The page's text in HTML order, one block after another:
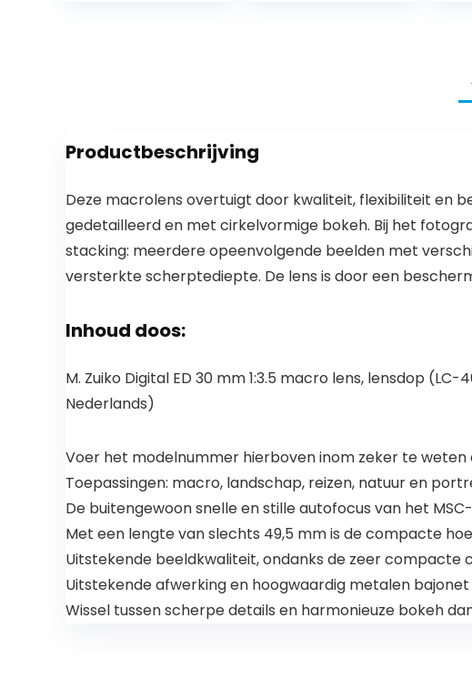
Productbeschrijving
Deze macrolens overtuigt door kwaliteit, flexibiliteit en
gedetailleerd en met cirkelvormige bokeh. Bij het
stacking: meerdere opeenvolgende beelden met
versterkte scherptediepte. De lens is door een
Inhoud doos:
M. Zuiko Digital ED 30 mm 1:3.5 macro lens, lensdop
Nederlands)
Voer het modelnummer hierboven inom zeker te weten
Toepassingen: macro, landschap, reizen, natuur en
De buitengewoon snelle en stille autofocus van het
Met een lengte van slechts 49,5 mm is de compacte
Uitstekende beeldkwaliteit, ondanks de zeer
Uitstekende afwerking en hoogwaardig metalen bajonet
Wissel tussen scherpe details en harmonieuze bokeh